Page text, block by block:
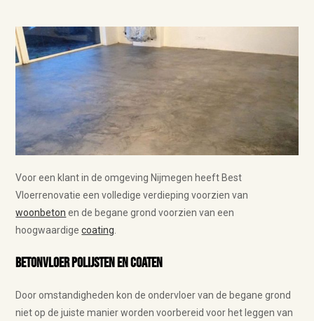
Voor een klant in de omgeving Nijmegen heeft Best
Vloerrenovatie een volledige verdieping voorzien van
woonbeton en de begane grond voorzien van een
hoogwaardigecoating
Betonvloer polijsten en coaten
Door omstandigheden kon de ondervloer van de begane grond
niet op de juiste manier worden voorbereid voor het leggen van